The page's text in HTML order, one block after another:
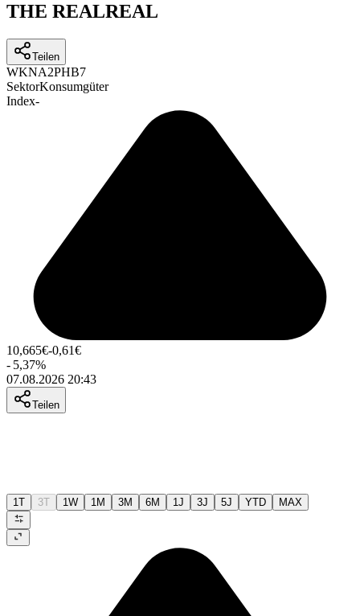
THE REALREAL
Teilen
WKNA2PHB7
SektorKonsumgüter
Index-
10,665€-0,61€
- 5,37%
07.08.2026 20:43
Teilen
1T 3T 1W 1M 3M 6M 1J 3J 5J YTD MAX